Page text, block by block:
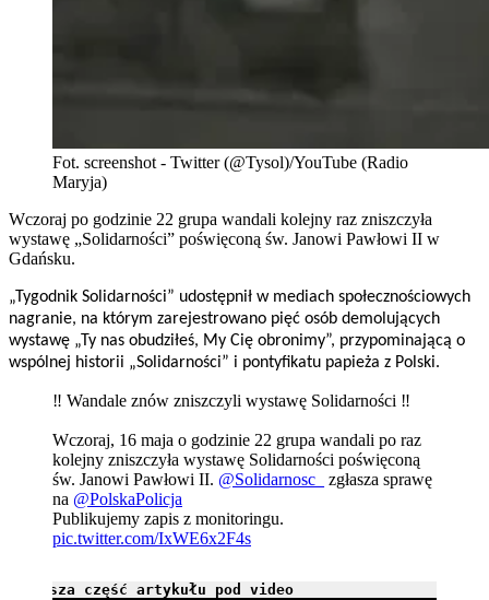
Fot. screenshot - Twitter (@Tysol)/YouTube (Radio
Maryja)
Wczoraj po godzinie 22 grupa wandali kolejny raz zniszczyła
wystawę „Solidarności” poświęconą św. Janowi Pawłowi II w
Gdańsku.
„Tygodnik Solidarności” udostępnił w mediach społecznościowych
nagranie, na którym zarejestrowano pięć osób demolujących
wystawę „Ty nas obudziłeś, My Cię obronimy”, przypominającą o
wspólnej historii „Solidarności” i pontyfikatu papieża z Polski.
‼️ Wandale znów zniszczyli wystawę Solidarności ‼️
Wczoraj, 16 maja o godzinie 22 grupa wandali po raz
kolejny zniszczyła wystawę Solidarności poświęconą
św. Janowi Pawłowi II. @Solidarnosc_
zgłasza sprawę
na @PolskaPolicja
Publikujemy zapis z monitoringu.
pic.twitter.com/IxWE6x2F4s
Dalsza część artykułu pod video